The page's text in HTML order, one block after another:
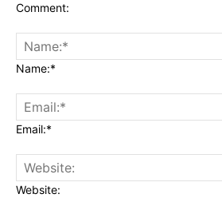
Comment:
Name:*
Email:*
Website: